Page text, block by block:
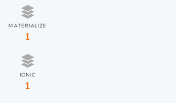
MATERIALIZE
1
IONIC
1